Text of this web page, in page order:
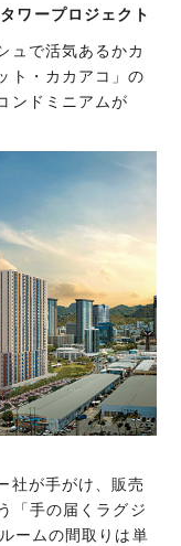
ワープロジェクト
ュで活気あるかカ
ト・カカアコ」の
ンドミニアムが
社が手がけ、販売
「手の届くラグジ
ームの間取りは単